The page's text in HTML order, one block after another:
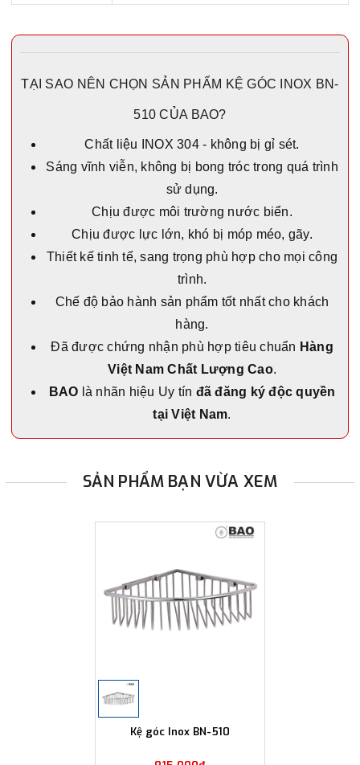
TẠI SAO NÊN CHỌN SẢN PHẨM KỆ GÓC INOX BN-
510 CỦA BAO?
Chất liệu INOX 304 - không bị gỉ sét.
Sáng vĩnh viễn, không bị bong tróc trong quá trình
sử dụng.
Chịu được môi trường nước biển.
Chịu được lực lớn, khó bị móp méo, gãy.
Thiết kế tinh tế, sang trọng phù hợp cho mọi công
trình.
Chế độ bảo hành sản phẩm tốt nhất cho khách
hàng.
Đã được chứng nhận phù hợp tiêu chuẩn Hàng
Việt Nam Chất Lượng Cao.
BAO là nhãn hiệu Uy tín đã đăng ký độc quyền
tại Việt Nam.
SẢN PHẨM BẠN VỪA XEM
Kệ góc Inox BN-510